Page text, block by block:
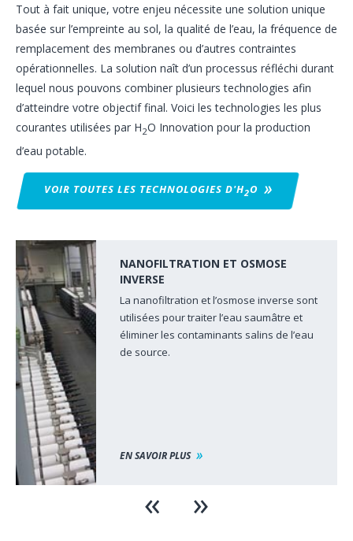
Tout à fait unique, votre enjeu nécessite une solution unique
basée sur l’empreinte au sol, la qualité de l’eau, la fréquence de
remplacement des membranes ou d’autres contraintes
opérationnelles. La solution naît d’un processus réfléchi durant
lequel nous pouvons combiner plusieurs technologies afin
d’atteindre votre objectif final. Voici les technologies les plus
courantes utilisées par H2O Innovation pour la production
d’eau potable.
VOIR TOUTES LES TECHNOLOGIES D'H2O
NANOFILTRATION ET OSMOSE
INVERSE
La nanofiltration et l’osmose inverse sont
utilisées pour traiter l’eau saumâtre et
éliminer les contaminants salins de l’eau
de source.
EN SAVOIR PLUS